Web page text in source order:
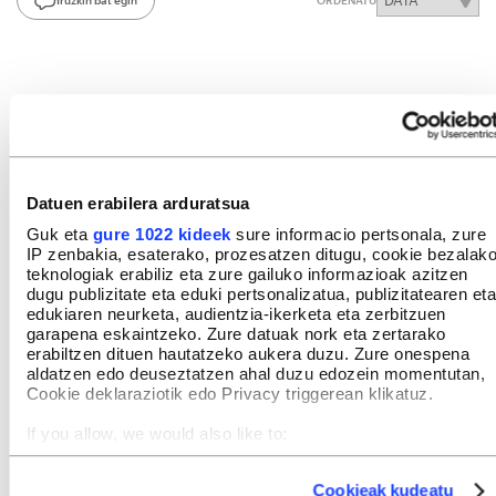
Datuen erabilera arduratsua
Guk eta gure 1022 kideek sure informacio pertsonala, zure
IP zenbakia, esaterako, prozesatzen ditugu, cookie bezalako
teknologiak erabiliz eta zure gailuko informazioak azitzen
dugu publizitate eta eduki pertsonalizatua, publizitatearen eta
edukiaren neurketa, audientzia-ikerketa eta zerbitzuen
garapena eskaintzeko. Zure datuak nork eta zertarako
erabiltzen dituen hautatzeko aukera duzu. Zure onespena
aldatzen edo deuseztatzen ahal duzu edozein momentutan,
Cookie deklaraziotik edo Privacy triggerean klikatuz.
If you allow, we would also like to:
Collect information about your geographical location
Cookieak kudeatu